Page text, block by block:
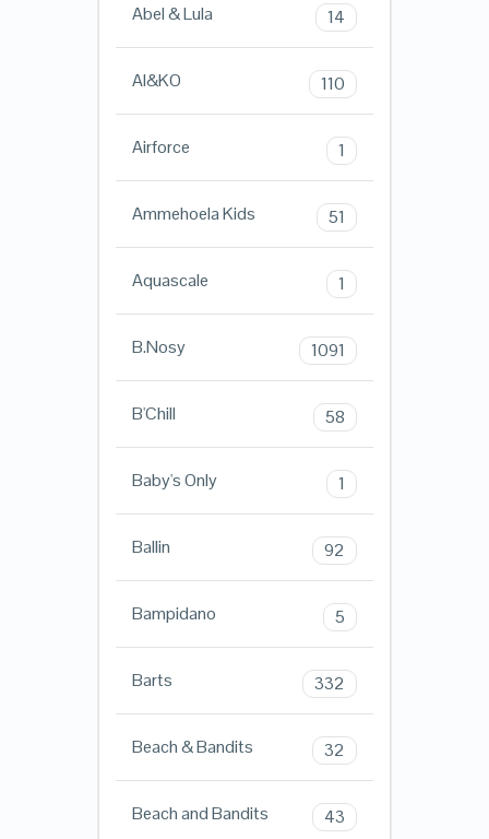
Abel & Lula 14
AI&KO 110
Airforce 1
Ammehoela Kids 51
Aquascale 1
B.Nosy 1091
B'Chill 58
Baby's Only 1
Ballin 92
Bampidano 5
Barts 332
Beach & Bandits 32
Beach and Bandits 43